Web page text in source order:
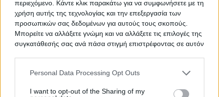
περιεχόμενο. Κάντε κλικ παρακάτω για να συμφωνήσετε με τη
χρήση αυτής της τεχνολογίας και την επεξεργασία των
προσωπικών σας δεδομένων για αυτούς τους σκοπούς.
Μπορείτε να αλλάξετε γνώμη και να αλλάξετε τις επιλογές της
συγκατάθεσής σας ανά πάσα στιγμή επιστρέφοντας σε αυτόν
Please note that this website/app uses one or more Google
not limited to your visit or usage behaviour. You may click to
Personal Data Processing Opt Outs
I want to opt-out of the Sharing of my
ΑΡΜΟΔΙΟΤΗΤΑΣ Δ. ΑΘΗΝΑΙΩΝ
Προμήθεια 15 μηχανών
αιμοκάθαρσης